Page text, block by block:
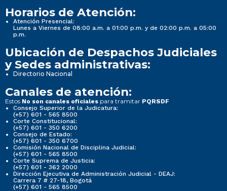
Horarios de Atención:
Atención Presencial:
Lunes a Viernes de 08:00 a.m. a 01:00 p.m. y de 02:00 p.m. a 05:00
p.m.
Ubicación de Despachos Judiciales
y Sedes administrativas:
Directorio Nacional
Canales de atención:
Estos No son canales oficiales para tramitar PQRSDF
Consejo Superior de la Judicatura:
(+57) 601 - 565 8500
Corte Constitucional:
(+57) 601 - 350 6200
Consejo de Estado:
(+57) 601 - 350 6700
Comisión Nacional de Disciplina Judicial:
(+57) 601 - 565 8500
Corte Suprema de Justicia:
(+57) 601 - 362 2000
Dirección Ejecutiva de Administración Judicial - DEAJ:
Carrera 7 # 27-18, Bogotá
(+57) 601 - 565 8500